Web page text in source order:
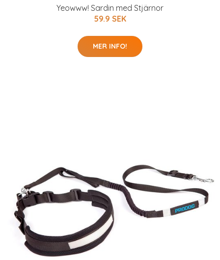
Yeowww! Sardin med Stjärnor
59.9 SEK
MER INFO!